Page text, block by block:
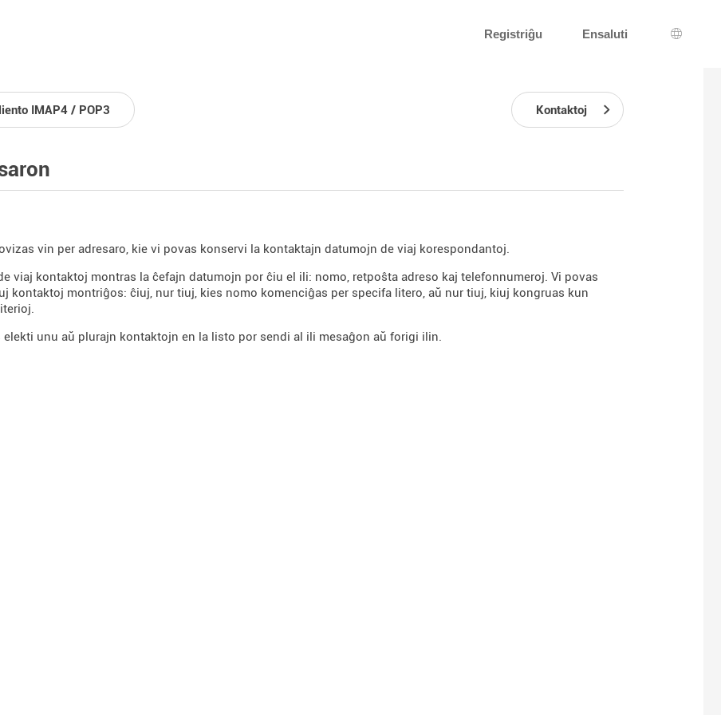
Registriĝu Ensaluti
Lingva
IMAP4 / POP3 Kontaktoj
vin per adresaro, kie vi povas konservi la kontaktajn datumojn de viaj korespondantoj.
viaj kontaktoj montras la ĉefajn datumojn por ĉiu el ili: nomo, retpoŝta adreso kaj telefonnumeroj. Vi povas
kontaktoj montriĝos: ĉiuj, nur tiuj, kies nomo komenciĝas per specifa litero, aŭ nur tiuj, kiuj kongruas kun
elekti unu aŭ plurajn kontaktojn en la listo por sendi al ili mesaĝon aŭ forigi ilin.